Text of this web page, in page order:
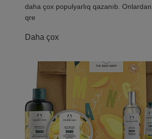
daha çox populyarlıq qazanıb.
qre
Daha çox